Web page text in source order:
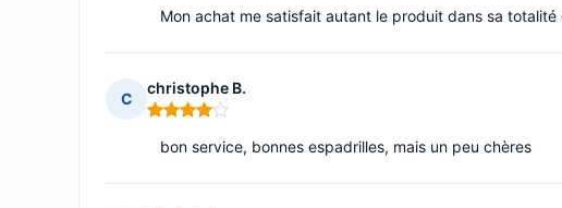
Mon achat me satisfait autant le produit dans sa totalité
C
christophe B.
Note : 4 sur 5
bon service, bonnes espadrilles, mais un peu chères